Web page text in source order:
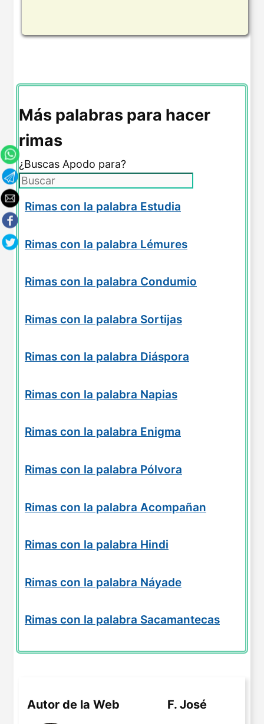
Más palabras para hacer
rimas
¿Buscas Apodo para?
Rimas con la palabra Estudia
Rimas con la palabra Lémures
Rimas con la palabra Condumio
Rimas con la palabra Sortijas
Rimas con la palabra Diáspora
Rimas con la palabra Napias
Rimas con la palabra Enigma
Rimas con la palabra Pólvora
Rimas con la palabra Acompañan
Rimas con la palabra Hindi
Rimas con la palabra Náyade
Rimas con la palabra Sacamantecas
Autor de la Web F. José